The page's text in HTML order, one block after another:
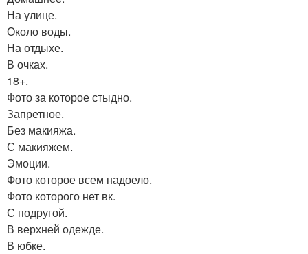
На улице.
Около воды.
На отдыхе.
В очках.
18+.
Фото за которое стыдно.
Запретное.
Без макияжа.
С макияжем.
Эмоции.
Фото которое всем надоело.
Фото которого нет вк.
С подругой.
В верхней одежде.
В юбке.